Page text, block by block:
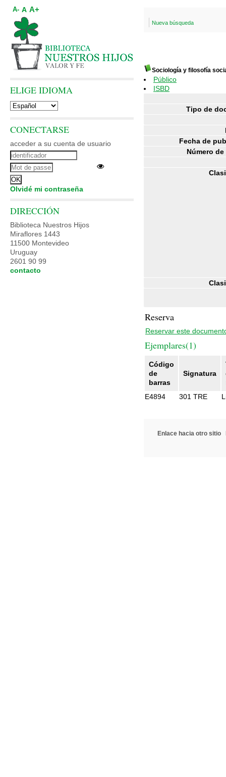
Nueva búsqueda
Sociología y filosofía
Público
ISBD
Tipo de
Fecha de
Número
Reserva
Reservar este
Ejemplares(1)
Código
de
barras
Signatura
E4894
301 TRE
Enlace hacia otro sitio
A- A A+
ELIGE IDIOMA
CONECTARSE
acceder a su cuenta de usuario
Olvidé mi contraseña
DIRECCIÓN
Biblioteca Nuestros Hijos
Miraflores 1443
11500 Montevideo
Uruguay
2601 90 99
contacto